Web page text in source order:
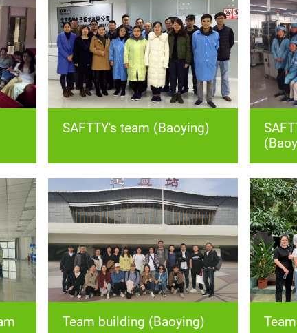
SAFTTY's team (Baoying)
Team building (Baoying)